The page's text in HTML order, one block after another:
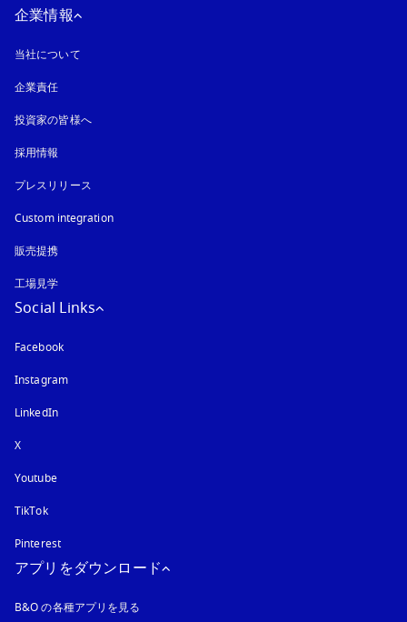
企業情報
当社について
企業責任
投資家の皆様へ
採用情報
プレスリリース
Custom integration
販売提携
工場見学
Social Links
Facebook
Instagram新しいタブに表示されます
LinkedIn
X
Youtube新しいタブに表示されます
TikTok
Pinterest
アプリをダウンロード
B&O の各種アプリを見る